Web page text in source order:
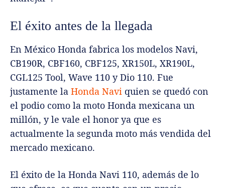
El éxito antes de la llegada
En México Honda fabrica los modelos Navi,
CB190R, CBF160, CBF125, XR150L, XR190L,
CGL125 Tool, Wave 110 y Dio 110. Fue
justamente la Honda Navi quien se quedó con
el podio como la moto Honda mexicana un
millón, y le vale el honor ya que es
actualmente la segunda moto más vendida del
mercado mexicano.
El éxito de la Honda Navi 110, además de lo